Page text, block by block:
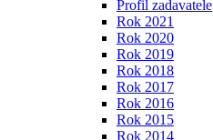
Profil zadavatele
Rok 2021
Rok 2020
Rok 2019
Rok 2018
Rok 2017
Rok 2016
Rok 2015
Rok 2014